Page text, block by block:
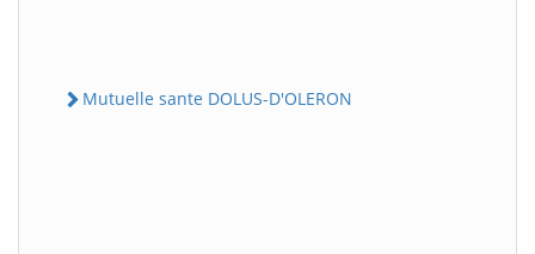
Mutuelle sante DOLUS-D'OLERON